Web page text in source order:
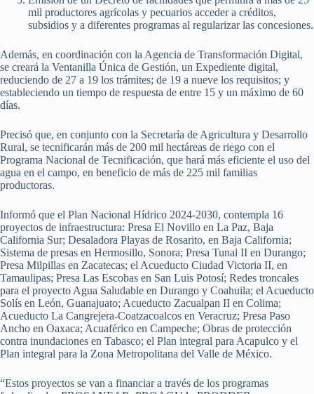
mil productores agrícolas y pecuarios acceder a créditos,
subsidios y a diferentes programas al regularizar las concesiones.
Además, en coordinación con la Agencia de Transformación Digital,
se creará la Ventanilla Única de Gestión, un Expediente digital,
reduciendo de 27 a 19 los trámites; de 19 a nueve los requisitos; y
estableciendo un tiempo de respuesta de entre 15 y un máximo de 60
días.
Precisó que, en conjunto con la Secretaría de Agricultura y Desarrollo
Rural, se tecnificarán más de 200 mil hectáreas de riego con el
Programa Nacional de Tecnificación, que hará más eficiente el uso del
agua en el campo, en beneficio de más de 225 mil familias
productoras.
Informó que el Plan Nacional Hídrico 2024-2030, contempla 16
proyectos de infraestructura: Presa El Novillo en La Paz, Baja
California Sur; Desaladora Playas de Rosarito, en Baja California;
Sistema de presas en Hermosillo, Sonora; Presa Tunal II en Durango;
Presa Milpillas en Zacatecas; el Acueducto Ciudad Victoria II, en
Tamaulipas; Presa Las Escobas en San Luis Potosí; Redes troncales
para el proyecto Agua Saludable en Durango y Coahuila; el Acueducto
Solís en León, Guanajuato; Acueducto Zacualpan II en Colima;
Acueducto La Cangrejera-Coatzacoalcos en Veracruz; Presa Paso
Ancho en Oaxaca; Acuaférico en Campeche; Obras de protección
contra inundaciones en Tabasco; el Plan integral para Acapulco y el
Plan integral para la Zona Metropolitana del Valle de México.
“Estos proyectos se van a financiar a través de los programas